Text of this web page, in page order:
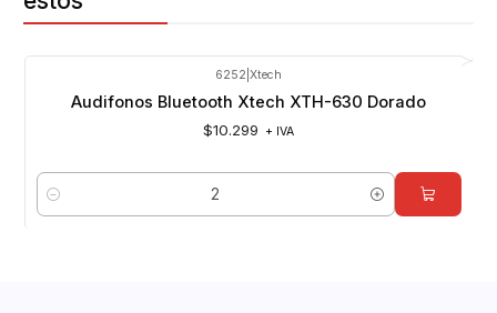
6252 Xtech
Audifonos Bluetooth Xtech XTH-630 Dorado
$10.299 + IVA
Cantidad